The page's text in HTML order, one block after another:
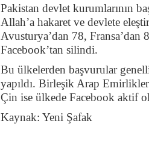
Pakistan devlet kurumlarının
Allah’a hakaret ve devlete
Avusturya’dan 78,
Facebook’tan silindi.
Bu ülkelerden başvurular
yapıldı. Birleşik Arap
Çin ise ülkede Facebook aktif
Kaynak: Yeni Şafak